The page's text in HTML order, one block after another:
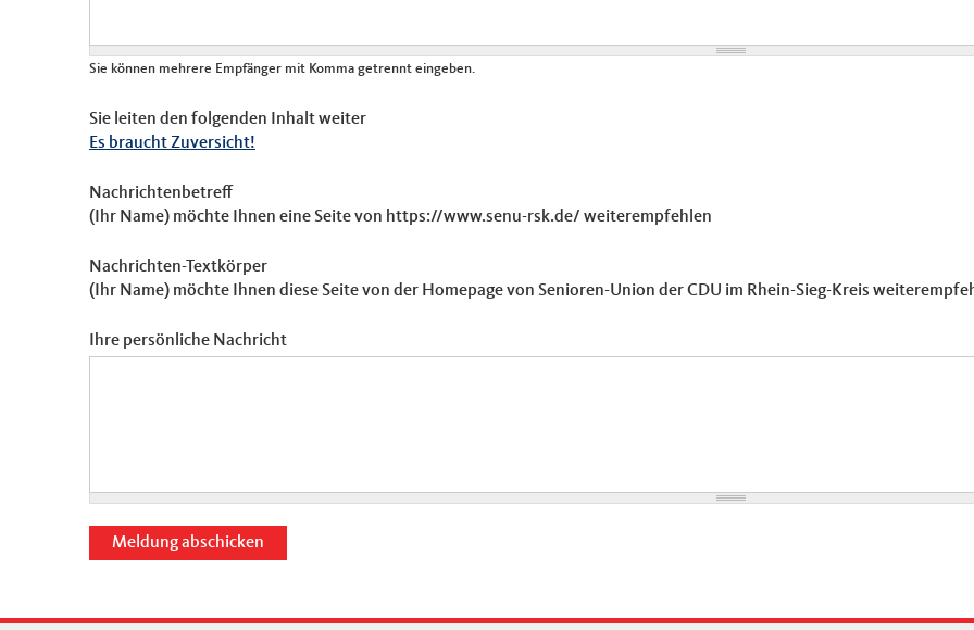
Sie können mehrere Empfänger mit Komma getrennt eingeben.
Sie leiten den folgenden Inhalt weiter
Es braucht Zuversicht!
Nachrichtenbetreff
(Ihr Name) möchte Ihnen eine Seite von https://www.senu-rsk.de/ weiterempfehlen
Nachrichten-Textkörper
(Ihr Name) möchte Ihnen diese Seite von der Homepage von Senioren-Union der CDU im Rhein-Sieg-Kreis
Ihre persönliche Nachricht